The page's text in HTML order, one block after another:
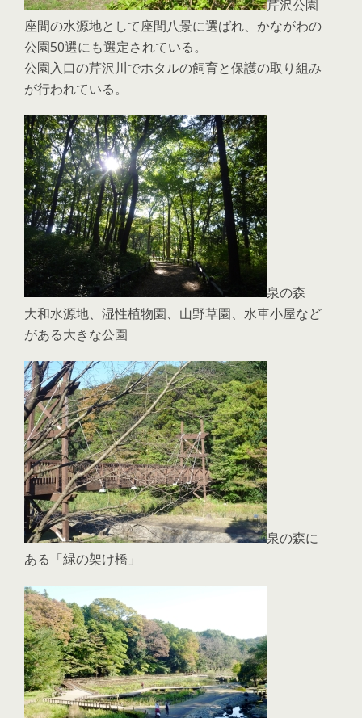
芹沢公園
座間の水源地として座間八景に選ばれ、かながわの
公園50選にも選定されている。
公園入口の芹沢川でホタルの飼育と保護の取り組み
が行われている。
泉の森
大和水源地、湿性植物園、山野草園、水車小屋など
がある大きな公園
泉の森に
ある「緑の架け橋」